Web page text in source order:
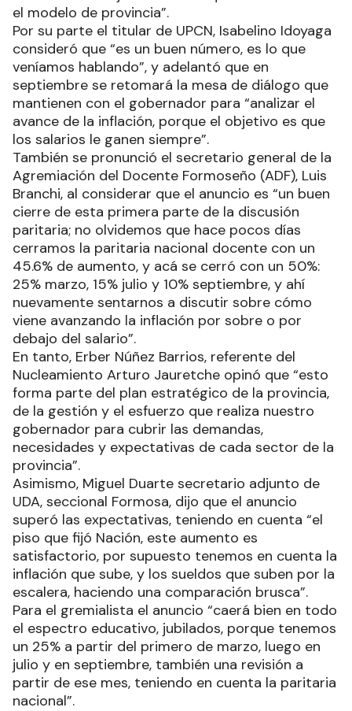
el modelo de provincia”.
Por su parte el titular de UPCN, Isabelino Idoyaga
consideró que “es un buen número, es lo que
veníamos hablando”, y adelantó que en
septiembre se retomará la mesa de diálogo que
mantienen con el gobernador para “analizar el
avance de la inflación, porque el objetivo es que
los salarios le ganen siempre”.
También se pronunció el secretario general de la
Agremiación del Docente Formoseño (ADF), Luis
Branchi, al considerar que el anuncio es “un buen
cierre de esta primera parte de la discusión
paritaria; no olvidemos que hace pocos días
cerramos la paritaria nacional docente con un
45.6% de aumento, y acá se cerró con un 50%:
25% marzo, 15% julio y 10% septiembre, y ahí
nuevamente sentarnos a discutir sobre cómo
viene avanzando la inflación por sobre o por
debajo del salario”.
En tanto, Erber Núñez Barrios, referente del
Nucleamiento Arturo Jauretche opinó que “esto
forma parte del plan estratégico de la provincia,
de la gestión y el esfuerzo que realiza nuestro
gobernador para cubrir las demandas,
necesidades y expectativas de cada sector de la
provincia”.
Asimismo, Miguel Duarte secretario adjunto de
UDA, seccional Formosa, dijo que el anuncio
superó las expectativas, teniendo en cuenta “el
piso que fijó Nación, este aumento es
satisfactorio, por supuesto tenemos en cuenta la
inflación que sube, y los sueldos que suben por la
escalera, haciendo una comparación brusca”.
Para el gremialista el anuncio “caerá bien en todo
el espectro educativo, jubilados, porque tenemos
un 25% a partir del primero de marzo, luego en
julio y en septiembre, también una revisión a
partir de ese mes, teniendo en cuenta la paritaria
nacional”.